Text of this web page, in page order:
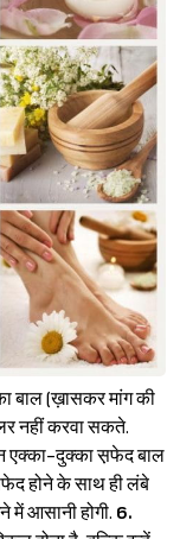
बाल (ख़ासकर मांग की
नहीं करवा सकते.
एक्का-दुक्का स़फेद बाल
होने के साथ ही लंबे
में आसानी होगी. 6.